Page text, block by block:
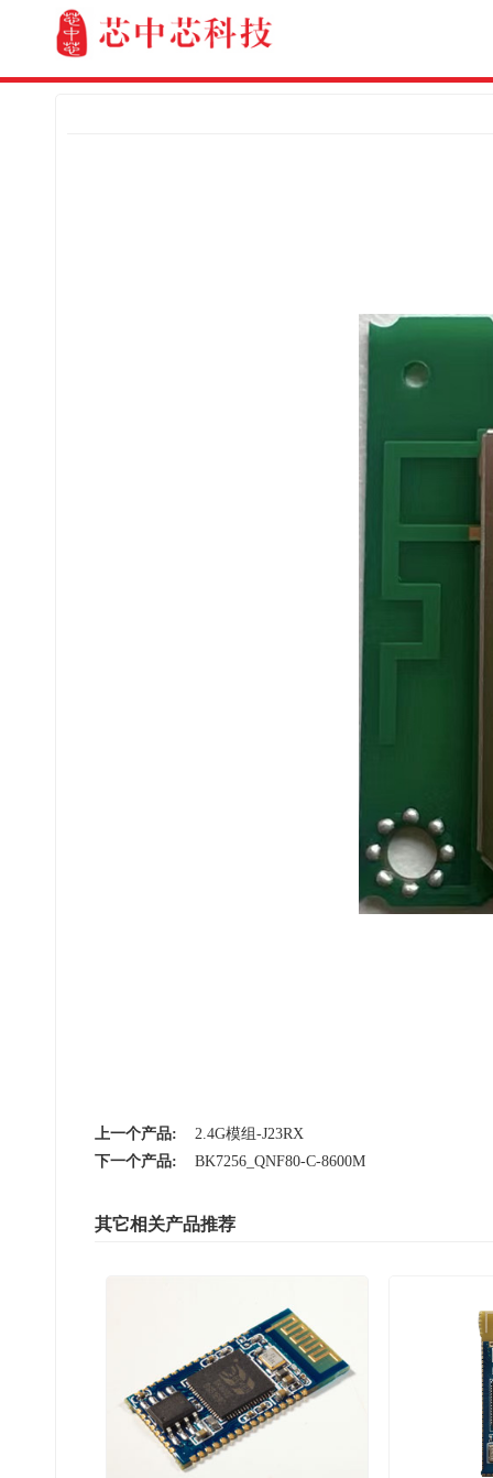
上一个产品:
2.4G模组-J23RX
下一个产品:
BK7256_QNF80-C-8600M
其它相关产品推荐